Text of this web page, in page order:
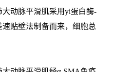
动脉平滑肌采用yi蛋白酶-
贴壁法制备而来，细胞总